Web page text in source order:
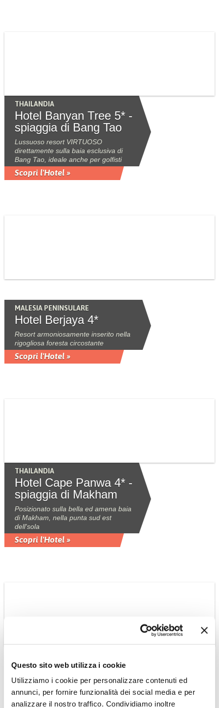
Questo sito web utilizza i cookie
Utilizziamo i cookie per personalizzare contenuti ed
annunci, per fornire funzionalità dei social media e per
analizzare il nostro traffico. Condividiamo inoltre
THAILANDIA
Hotel Banyan Tree 5* -
spiaggia di Bang Tao
Lussuoso resort VIRTUOSO
direttamente sulla baia esclusiva di
Bang Tao, ideale anche per golfisti
Scopri l'Hotel »
MALESIA PENINSULARE
Hotel Berjaya 4*
Resort armoniosamente inserito nella
rigogliosa foresta circostante
Scopri l'Hotel »
THAILANDIA
Hotel Cape Panwa 4* -
spiaggia di Makham
Posizionato sulla bella ed amena baia
di Makham, nella punta sud est
dell'sola
Scopri l'Hotel »
BARRIERA CORALLINA
Hotel Capella Lodge 5*
(lux)
Con una vista spettacolare sull'oceano